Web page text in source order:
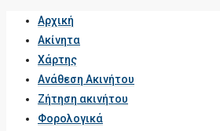
Αρχική
Ακίνητα
Χάρτης
Ανάθεση Ακινήτου
Ζήτηση ακινήτου
Φορολογικά